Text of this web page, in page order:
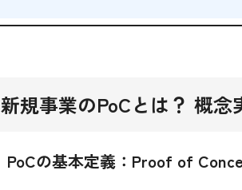
新規事業のPoCとは？ 概
PoCの基本定義：Proof of